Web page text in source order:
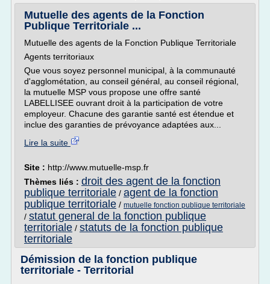
Mutuelle des agents de la Fonction
Publique Territoriale ...
Mutuelle des agents de la Fonction Publique Territoriale
Agents territoriaux
Que vous soyez personnel municipal, à la communauté
d'agglométation, au conseil général, au conseil régional,
la mutuelle MSP vous propose une offre santé
LABELLISEE ouvrant droit à la participation de votre
employeur. Chacune des garantie santé est étendue et
inclue des garanties de prévoyance adaptées aux...
Lire la suite
Site : http://www.mutuelle-msp.fr
Thèmes liés : droit des agent de la fonction
publique territoriale / agent de la fonction
publique territoriale / mutuelle fonction publique territoriale
/ statut general de la fonction publique
territoriale / statuts de la fonction publique
territoriale
Démission de la fonction publique
territoriale - Territorial